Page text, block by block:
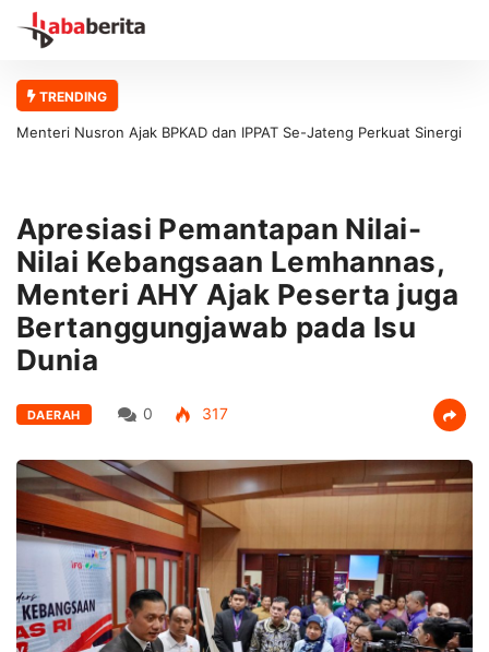
TRENDING
Menteri Nusron Ajak BPKAD dan IPPAT Se-Jateng Perkuat Sinergi
Apresiasi Pemantapan Nilai-
Nilai Kebangsaan Lemhannas,
Menteri AHY Ajak Peserta juga
Bertanggungjawab pada Isu
Dunia
DAERAH 0 317